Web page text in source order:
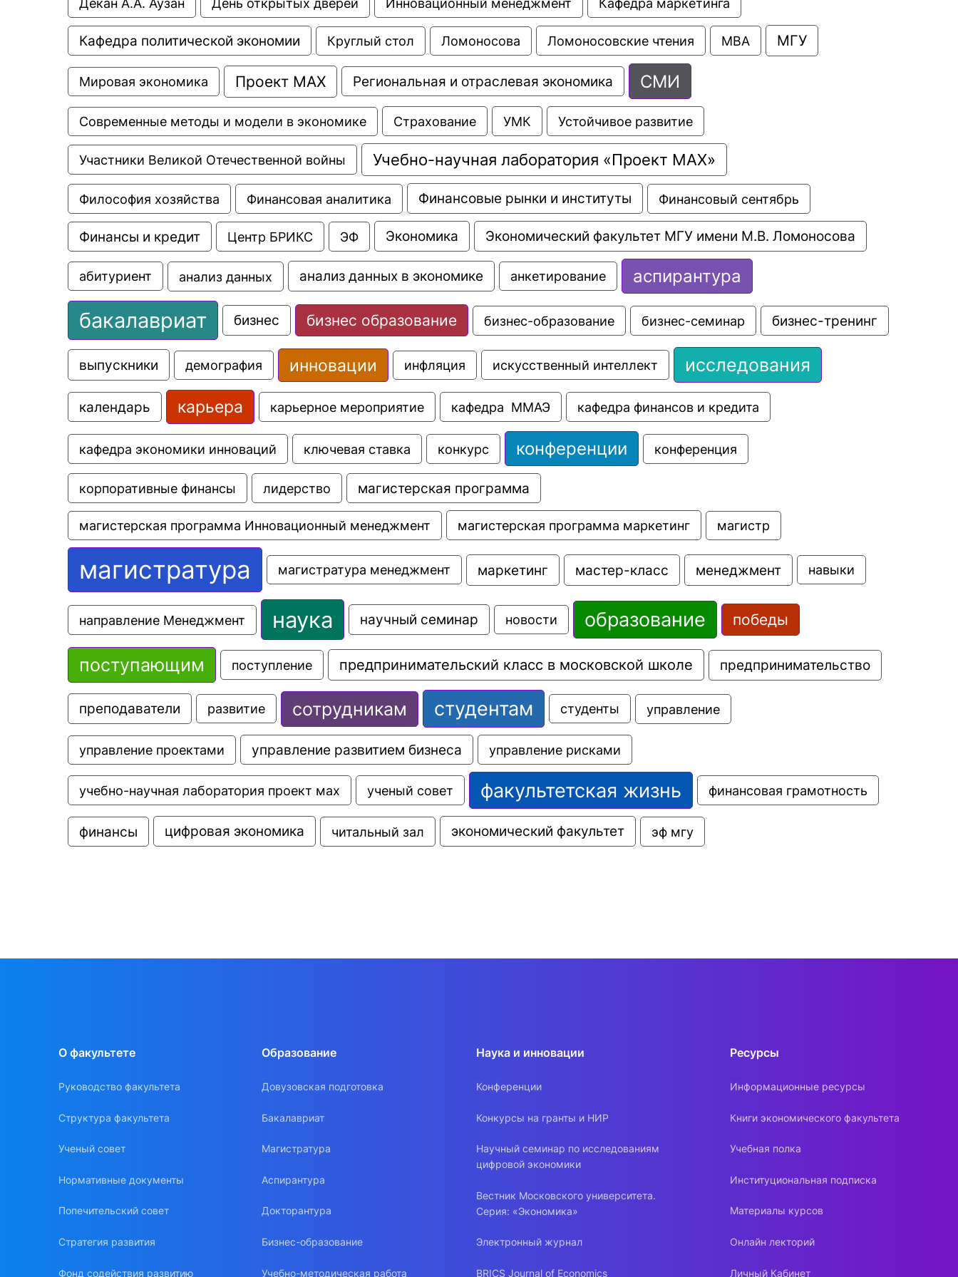
Кафедра политической экономии Круглый стол Ломоносова Ломоносовские чтения МВА МГУ
Мировая экономика Проект МАХ Региональная и отраслевая экономика СМИ
Современные методы и модели в экономике Страхование УМК Устойчивое развитие
Участники Великой Отечественной войны Учебно-научная лаборатория «Проект МАХ»
Философия хозяйства Финансовая аналитика Финансовые рынки и институты Финансовый сентябрь
Финансы и кредит Центр БРИКС ЭФ Экономика Экономический факультет МГУ имени М.В. Ломоносова
абитуриент анализ данных анализ данных в экономике анкетирование аспирантура
бакалавриат бизнес бизнес образование бизнес-образование бизнес-семинар бизнес-тренинг
выпускники демография инновации инфляция искусственный интеллект исследования
календарь карьера карьерное мероприятие кафедра  ММАЭ кафедра финансов и кредита
кафедра экономики инноваций ключевая ставка конкурс конференции конференция
корпоративные финансы лидерство магистерская программа
магистерская программа Инновационный менеджмент магистерская программа маркетинг магистр
магистратура магистратура менеджмент маркетинг мастер-класс менеджмент навыки
направление Менеджмент наука научный семинар новости образование победы
поступающим поступление предпринимательский класс в московской школе предпринимательство
преподаватели развитие сотрудникам студентам студенты управление
управление проектами управление развитием бизнеса управление рисками
учебно-научная лаборатория проект мах ученый совет факультетская жизнь финансовая грамотность
финансы цифровая экономика читальный зал экономический факультет эф мгу
О факультете
Руководство факультета
Структура факультета
Ученый совет
Нормативные документы
Попечительский совет
Стратегия развития
Фонд содействия развитию
Образование
Довузовская подготовка
Бакалавриат
Магистратура
Аспирантура
Докторантура
Бизнес-образование
Учебно-методическая работа
Наука и инновации
Конференции
Конкурсы на гранты и НИР
Научный семинар по исследованиям
цифровой экономики
Вестник Московского университета.
Серия: «Экономика»
Электронный журнал
BRICS Journal of Economics
Ресурсы
Информационные ресурсы
Книги экономического факультета
Учебная полка
Институциональная подписка
Материалы курсов
Онлайн лекторий
Личный Кабинет